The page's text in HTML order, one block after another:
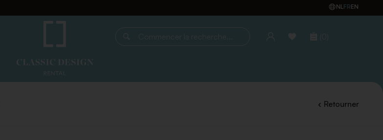
NLFREN
Commencer la recherche... (0)
Retourner